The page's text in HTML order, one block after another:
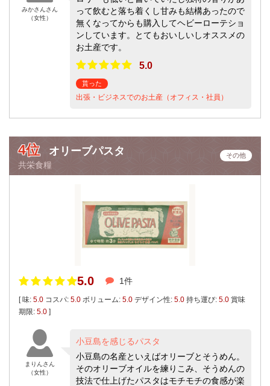
みかさんさん
（女性）
って飲むと落ち着くし甘みも結構あったので
無くなってからも購入してヘビーローテショ
ンしています。とてもおいしいしオススメの
お土産です。
5.0
貰った
出張・ビジネスでのお土産（オフィス・社員）
4位 オリーブパスタ
共栄食糧
その他
5.0 1件
[ 味: 5.0 コスパ: 5.0 ボリューム: 5.0 デザイン性: 5.0 持ち運び: 5.0 賞味
期限: 5.0 ]
まりんさん
（女性）
小豆島を感じるパスタ
小豆島の名産といえばオリーブとそうめん。
そのオリーブオイルを練りこみ、そうめんの
技法で仕上げたパスタはモチモチの食感が楽